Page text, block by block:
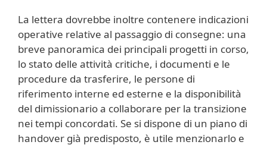
La lettera dovrebbe inoltre contenere indicazioni
operative relative al passaggio di consegne: una
breve panoramica dei principali progetti in corso,
lo stato delle attività critiche, i documenti e le
procedure da trasferire, le persone di
riferimento interne ed esterne e la disponibilità
del dimissionario a collaborare per la transizione
nei tempi concordati. Se si dispone di un piano di
handover già predisposto, è utile menzionarlo e